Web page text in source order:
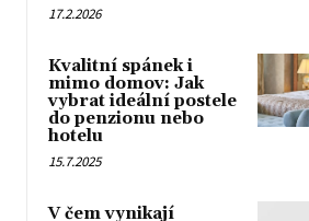
17.2.2026
Kvalitní spánek i
mimo domov: Jak
vybrat ideální postele
do penzionu nebo
hotelu
15.7.2025
V čem vynikají